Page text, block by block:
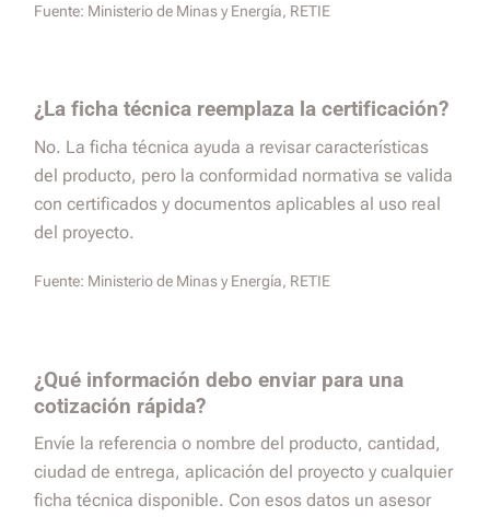
Fuente: Ministerio de Minas y Energía, RETIE
¿La ficha técnica reemplaza la certificación?
No. La ficha técnica ayuda a revisar características
del producto, pero la conformidad normativa se valida
con certificados y documentos aplicables al uso real
del proyecto.
Fuente: Ministerio de Minas y Energía, RETIE
¿Qué información debo enviar para una
cotización rápida?
Envíe la referencia o nombre del producto, cantidad,
ciudad de entrega, aplicación del proyecto y cualquier
ficha técnica disponible. Con esos datos un asesor